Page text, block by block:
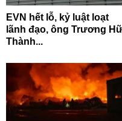
EVN hết lỗ, kỷ luật loạt
lãnh đạo, ông Trương
Thành...